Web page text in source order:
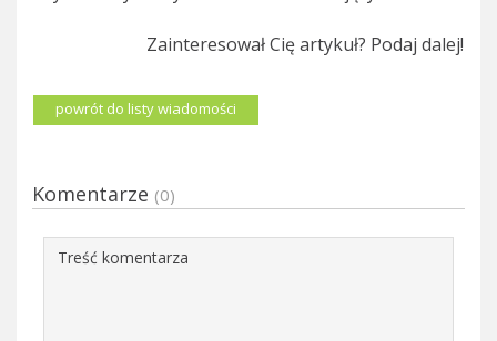
Zainteresował Cię artykuł? Podaj dalej!
powrót do listy wiadomości
Komentarze (0)